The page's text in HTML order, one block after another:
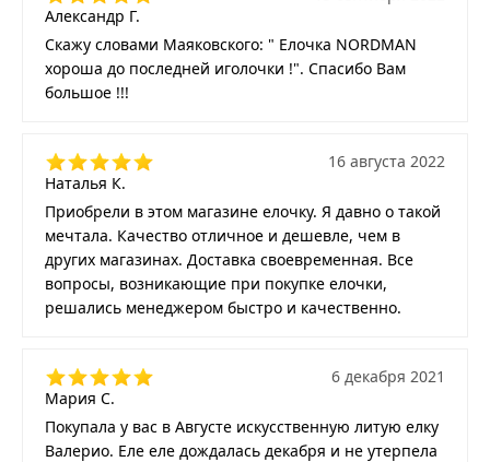
Александр Г.
Скажу словами Маяковского: " Елочка NORDMAN
хороша до последней иголочки !". Спасибо Вам
большое !!!
Наталья К.
16 августа 2022
Приобрели в этом магазине елочку. Я давно о такой
мечтала. Качество отличное и дешевле, чем в
других магазинах. Доставка своевременная. Все
вопросы, возникающие при покупке елочки,
решались менеджером быстро и качественно.
Мария С.
6 декабря 2021
Покупала у вас в Августе искусственную литую елку
Валерио. Еле еле дождалась декабря и не утерпела